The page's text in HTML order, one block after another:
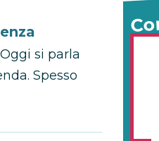
si parla
Spesso